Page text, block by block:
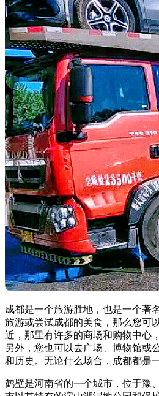
成都是一个旅游胜地，也是一个著
旅游或尝试成都的美食，那么您可
近，那里有许多的商场和购物中心
另外，您也可以去广场、博物馆或
和历史。无论什么场合，成都都是
鹤壁是河南省的一个城市，位于豫